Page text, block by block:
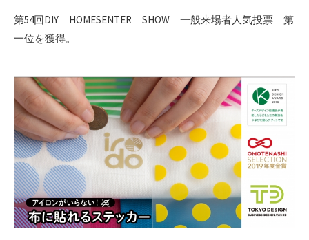
第54回DIY HOMESENTER SHOW 一般来場者人気投票 第
一位を獲得。